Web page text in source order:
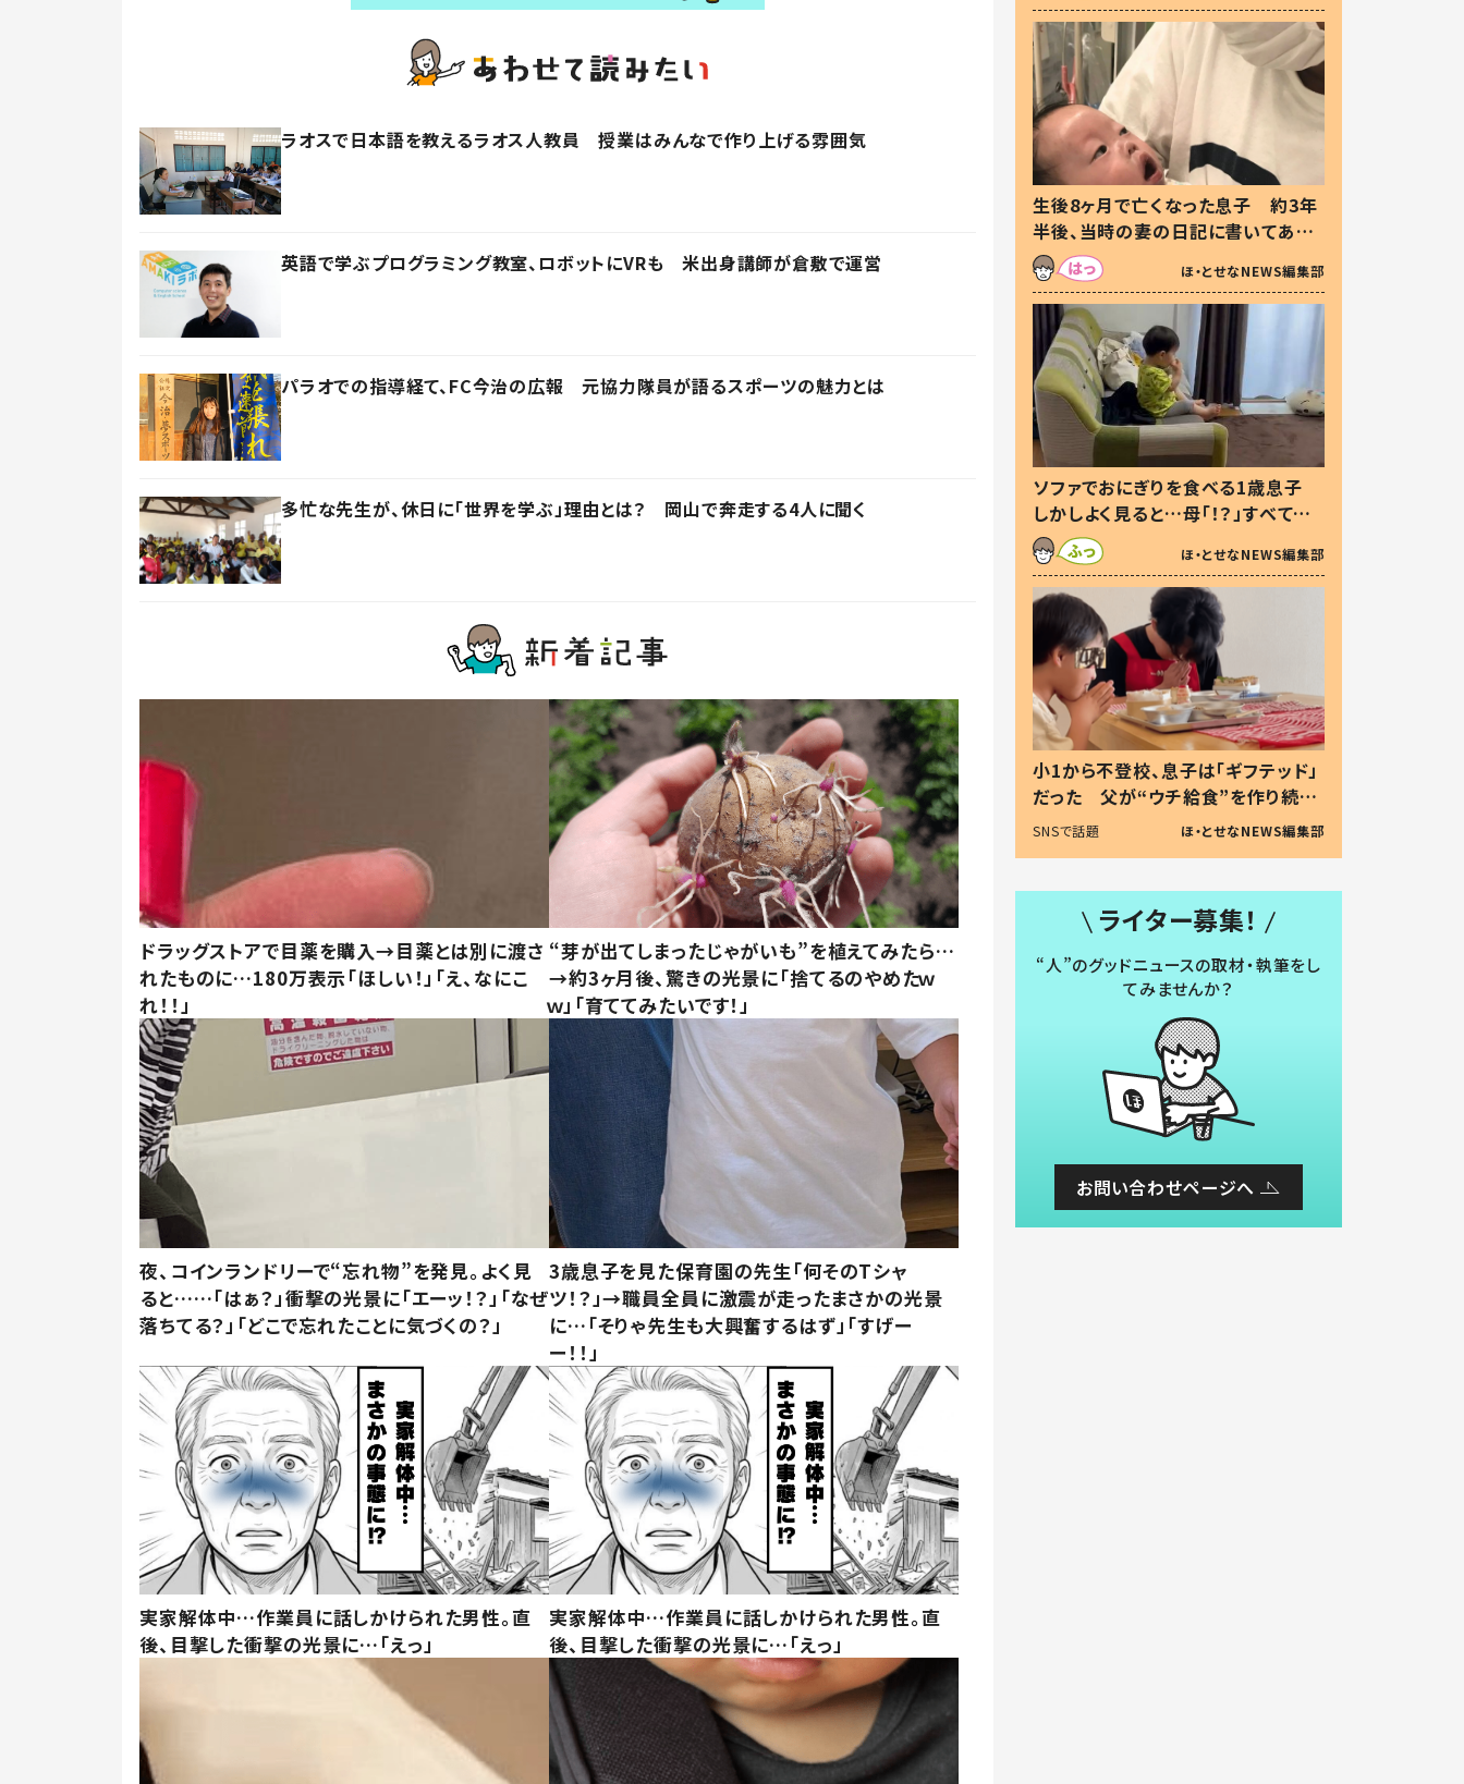
ラオスで日本語を教えるラオス人教員 授業はみんなで作り上げる雰囲気
英語で学ぶプログラミング教室、ロボットにVRも 米出身講師が倉敷で運営
パラオでの指導経て、FC今治の広報 元協力隊員が語るスポーツの魅力とは
多忙な先生が、休日に「世界を学ぶ」理由とは？ 岡山で奔走する4人に聞く
ドラッグストアで目薬を購入→目薬とは別に渡さ
れたものに…180万表示「ほしい！」「え、なにこ
れ！！」
“芽が出てしまったじゃがいも”を植えてみたら…
→約3ヶ月後、驚きの光景に「捨てるのやめたｗ
ｗ」「育ててみたいです！」
夜、コインランドリーで“忘れ物”を発見。よく見
ると……「はぁ？」衝撃の光景に「エーッ！？」「なぜ
落ちてる？」「どこで忘れたことに気づくの？」
3歳息子を見た保育園の先生「何そのTシャ
ツ！？」→職員全員に激震が走ったまさかの光景
に…「そりゃ先生も大興奮するはず」「すげー
ー！！」
実家解体中…作業員に話しかけられた男性。直
後、目撃した衝撃の光景に…「えっ」
実家解体中…作業員に話しかけられた男性。直
後、目撃した衝撃の光景に…「えっ」
生後8ヶ月で亡くなった息子 約3年
半後、当時の妻の日記に書いてあっ
た本音とは
ほ・とせなNEWS編集部
ソファでおにぎりを食べる1歳息子
しかしよく見ると…母「！？」すべてを
察した母の投稿に「可愛いから許
す！」「現行犯〜」
ほ・とせなNEWS編集部
小1から不登校、息子は「ギフテッド」
だった 父が“ウチ給食”を作り続け
る理由とは #令和の親 #令和の子
SNSで話題 ほ・とせなNEWS編集部
ライター募集！
“人”のグッドニュースの取材・執筆をし
てみませんか？
お問い合わせページへ